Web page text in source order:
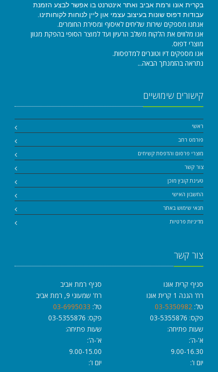
בקרית אונו ורמת אביב ואתר אינטרנט בו אפשר לבצע הזמנת
עבודות דפוס שונות בעיצוב עצמי און ליין לנוחות לקוחותינו.
אנחנו מספקים שירות שליחים לאיסוף ומסירת החומרים.
אנו מלווים את הלקוח משלב הרעיון ועד למוצר הסופי בהפקת מגוון
מוצרי דפוס.
אנו מספקים דיו וטונרים למדפסות.
נתראה בהזמנתך הבאה...
קישורים שימושיים
ראשי
פורמט רחב
מוצרי פרסום והדפסת קשיחים
צור קשר
טעינת קובץ מוכן
החשבון האישי
תנאי שימוש באתר
מדיניות פרטיות
צור קשר
סניף קרית אונו
רח' הגנה 1 קרית אונו
טל: 03-5350982
פקס: 03-5355876
שעות פתיחה:
א'-ה':
9.00-16.30
יום ו':
סניף רמת אביב
רח' שמעוני 9, רמת אביב
טל: 03-6995033
פקס: 03-5355876
שעות פתיחה:
א'-ה':
9.00-15.00
יום ו':